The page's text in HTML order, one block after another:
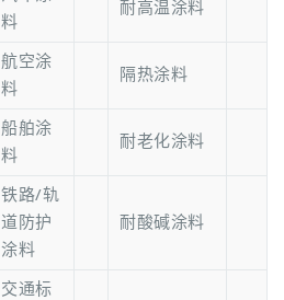
料
耐高温涂料
航空涂
料
隔热涂料
船舶涂
料
耐老化涂料
铁路/轨
道防护
涂料
耐酸碱涂料
交通标